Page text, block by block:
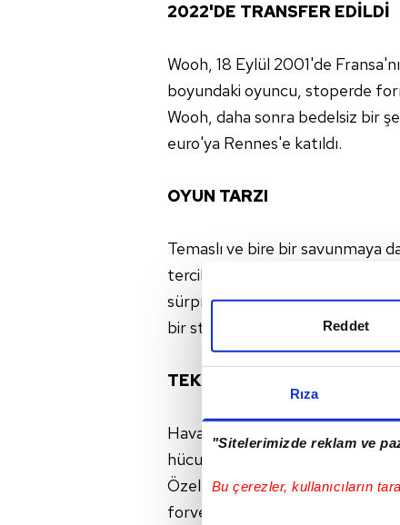
Rıza
"Sitelerimizde reklam ve
Bu çerezler, kullanıcıların
Reddet
2022'DE TRANSFER EDİLDİ
Wooh, 18 Eylül 2001'de
boyundaki oyuncu, stoperde
Wooh, daha sonra bedelsiz bir
euro'ya Rennes'e katıldı.
OYUN TARZI
Temaslı ve bire bir savunmaya
tercihleri yapan bir
sürpriz skor katkısı yapabilir.
bir stoper), çok daha iyi
TEKNİK ÖZELLİKLERİ
Hava Topu Hakimiyeti: 1.91'lik
hücumda hava toplarında etkili.
Özellikle bire birde topa doğru
forveti takip ve fiziksel temas